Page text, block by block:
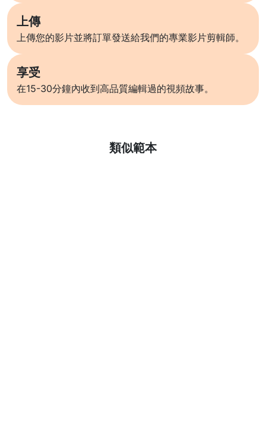
上傳
上傳您的影片並將訂單發送給我們的專業影片剪輯師。
享受
在15-30分鐘內收到高品質編輯過的視頻故事。
類似範本
了解更多